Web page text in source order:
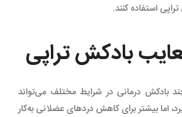
استفاده کنند.
بادکش تراپی
بادکش درمانی در شرایط مختلف می‌تواند
اما بیشتر برای کاهش دردهای عضلانی به‌کار